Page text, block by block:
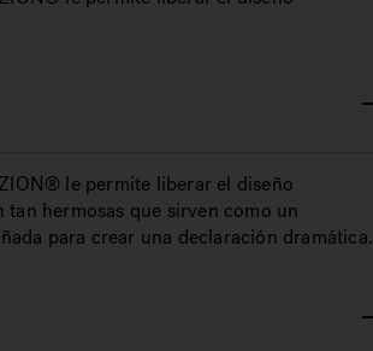
le permite liberar el diseño
hermosas que sirven como un
para crear una declaración dramática.